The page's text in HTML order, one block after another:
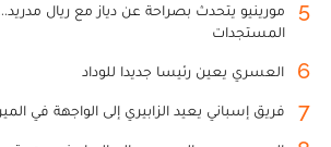
5
مورينيو يتحدث بصراحة عن دياز مع ريال
المستجدات
6 العسري يعين رئيسا جديدا للوداد
7 فريق إسباني يعيد الزابيري إلى الواجهة في